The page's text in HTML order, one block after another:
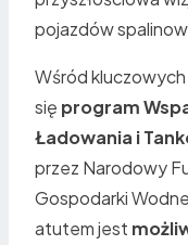
pojazdów
Wśród
się program
Ładowania i
przez Narodowy
Gospodarki
atutem jest